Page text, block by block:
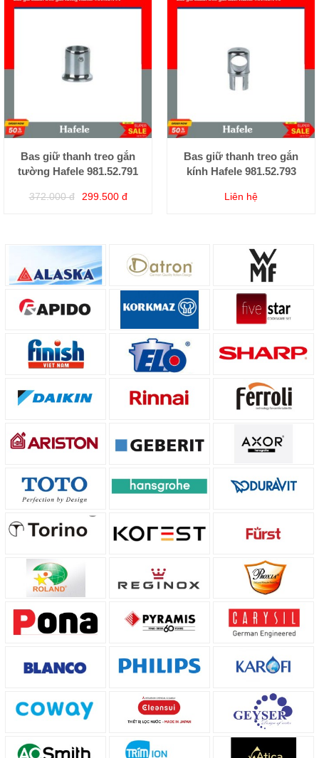
Bas giữ thanh treo gắn
tường Hafele 981.52.791
372.000 đ 299.500 đ
Bas giữ thanh treo gắn
kính Hafele 981.52.793
Liên hệ